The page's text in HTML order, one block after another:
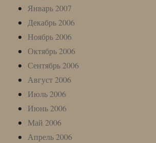
Январь 2007
Декабрь 2006
Ноябрь 2006
Октябрь 2006
Сентябрь 2006
Август 2006
Июль 2006
Июнь 2006
Май 2006
Апрель 2006